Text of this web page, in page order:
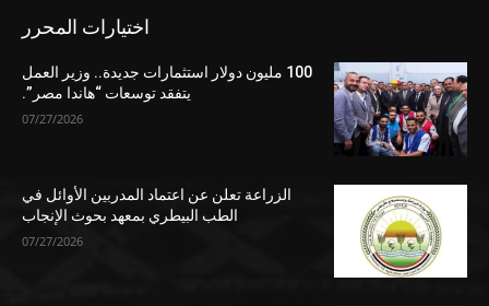
اختيارات المحرر
100 مليون دولار استثمارات جديدة.. وزير العمل
يتفقد توسعات “هاندا مصر”.
07/27/2026
الزراعة تعلن عن اعتماد المدربين الأوائل في
الطب البيطري بمعهد بحوث الإنجاب
07/27/2026